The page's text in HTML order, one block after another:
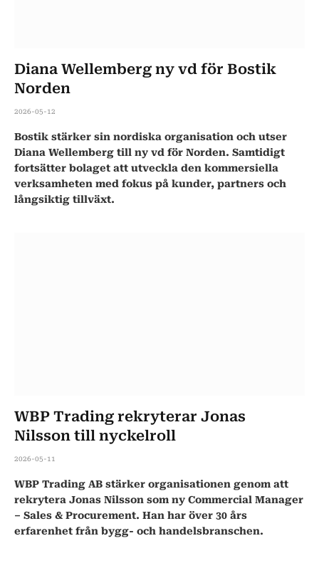
Diana Wellemberg ny vd för Bostik
Norden
2026-05-12
Bostik stärker sin nordiska organisation och utser
Diana Wellemberg till ny vd för Norden. Samtidigt
fortsätter bolaget att utveckla den kommersiella
verksamheten med fokus på kunder, partners och
långsiktig tillväxt.
WBP Trading rekryterar Jonas
Nilsson till nyckelroll
2026-05-11
WBP Trading AB stärker organisationen genom att
rekrytera Jonas Nilsson som ny Commercial Manager
– Sales & Procurement. Han har över 30 års
erfarenhet från bygg- och handelsbranschen.